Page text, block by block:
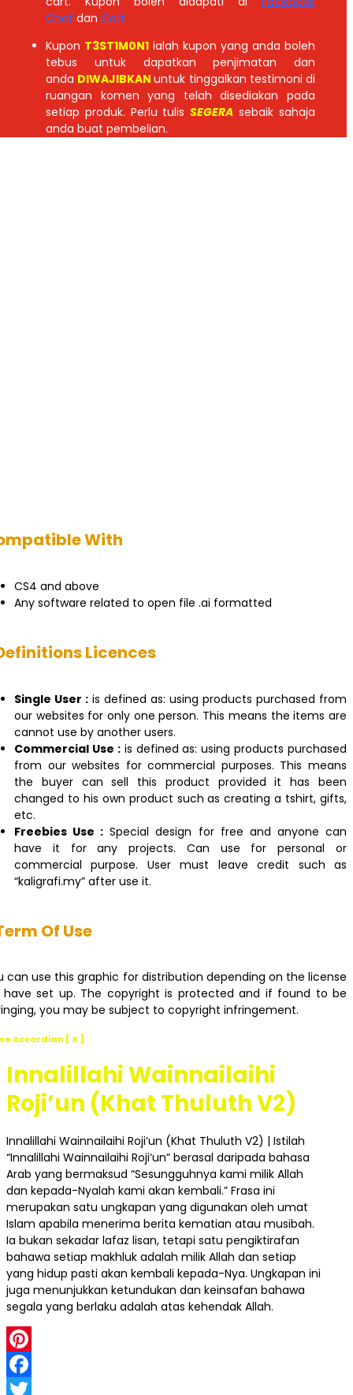
Chat dan Cart
Kupon T3ST1M0N1 ialah kupon yang anda boleh
tebus untuk dapatkan penjimatan dan
anda DIWAJIBKANuntuk tinggalkan testimoni di
ruangan komen yang telah disediakan pada
setiap produk. Perlu tulisSEGERA sebaik sahaja
anda buat pembelian.
With
CS4 and above
Any software related to open file .ai formatted
Licences
Single User : is defined as: using products purchased from
our websites for only one person. This means the items are
cannot use by another users.
Commercial Use : is defined as: using products purchased
from our websites for commercial purposes. This means
the buyer can sell this product provided it has been
changed to his own product such as creating a tshirt, gifts,
etc.
Freebies Use : Special design for free and anyone can
have it for any projects. Can use for personal or
commercial purpose. User must leave credit such as
“kaligrafi.my” after use it.
Of Use
can use this graphic for distribution depending on the license
have set up. The copyright is protected and if found to be
you may be subject to copyright infringement.
Accordian [ X ]
Innalillahi Wainnailaihi
Roji’un (Khat Thuluth V2)
Innalillahi Wainnailaihi Roji’un (Khat Thuluth V2) | Istilah
“Innalillahi Wainnailaihi Roji’un” berasal daripada bahasa
Arab yang bermaksud “Sesungguhnya kami milik Allah
dan kepada-Nyalah kami akan kembali.” Frasa ini
merupakan satu ungkapan yang digunakan oleh umat
Islam apabila menerima berita kematian atau musibah.
Ia bukan sekadar lafaz lisan, tetapi satu pengiktirafan
bahawa setiap makhluk adalah milik Allah dan setiap
yang hidup pasti akan kembali kepada-Nya. Ungkapan ini
juga menunjukkan ketundukan dan keinsafan bahawa
segala yang berlaku adalah atas kehendak Allah.
Pinterest
Facebook